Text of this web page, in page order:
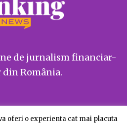
de jurnalism financiar-
din România.
oferi o experienta cat mai placuta